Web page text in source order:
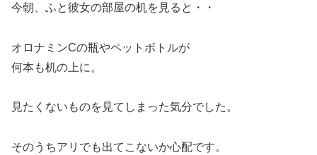
今朝、ふと彼女の部屋の机を見ると・・
オロナミンCの瓶やペットボトルが
何本も机の上に。
見たくないものを見てしまった気分でした。
そのうちアリでも出てこないか心配です。